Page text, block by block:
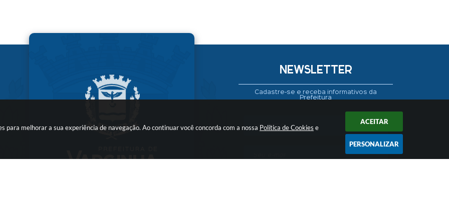
para melhorar a sua experiência de navegação. Ao continuar você concorda com a nossa Política de Cookies e
ACEITAR
PERSONALIZAR
NEWSLETTER
Cadastre-se e receba informativos da
Prefeitura